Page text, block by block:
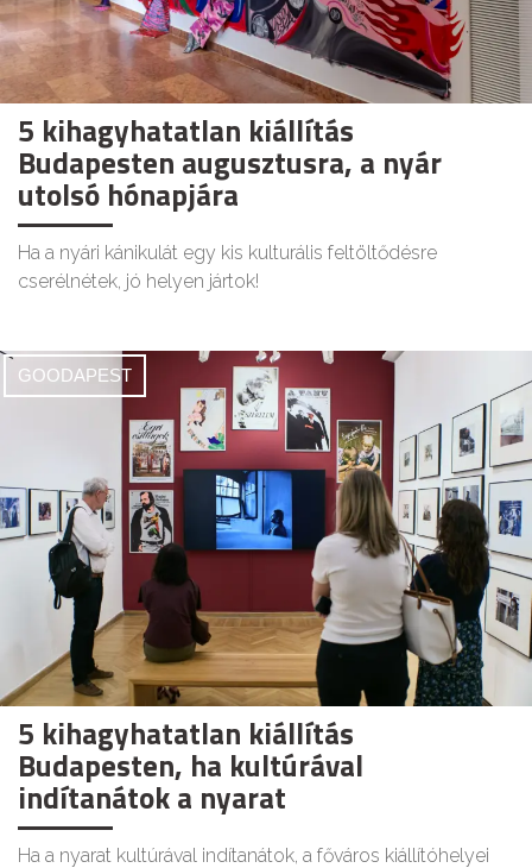
5 kihagyhatatlan kiállítás
Budapesten augusztusra, a nyár
utolsó hónapjára
Ha a nyári kánikulát egy kis kulturális feltöltődésre
cserélnétek, jó helyen jártok!
GOODAPEST
5 kihagyhatatlan kiállítás
Budapesten, ha kultúrával
indítanátok a nyarat
Ha a nyarat kultúrával indítanátok, a főváros kiállítóhelyei